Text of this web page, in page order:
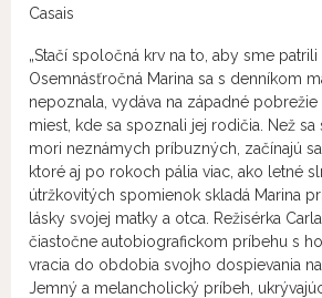
Casais
„Stačí spoločná krv na to, aby sme
Osemnásťročná Marina sa s denníkom
nepoznala, vydáva na západné pobrežie
miest, kde sa spoznali jej rodičia. Než
mori neznámych príbuzných, začínajú sa
ktoré aj po rokoch pália viac, ako letné
útržkovitých spomienok skladá Marina
lásky svojej matky a otca. Režisérka
čiastočne autobiografickom príbehu s
vracia do obdobia svojho dospievania
Jemný a melancholický príbeh,